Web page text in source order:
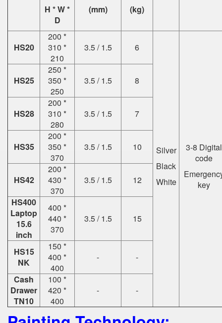
H * W *
D
(mm)
(kg)
HS20
200 *
310 *
210
3.5 / 1.5 6
Silver
Black
White
3-8 Digital
code
key
HS25
250 *
350 *
250
3.5 / 1.5 8
HS28
200 *
310 *
280
3.5 / 1.5 7
HS35
200 *
350 *
370
3.5 / 1.5 10
HS42
200 *
430 *
370
3.5 / 1.5
12
HS400
Laptop
15.6
inch
400 *
440 *
370
3.5 / 1.5 15
HS15
NK
150 *
400 *
400
-
-
Cash
Drawer
TN10
100 *
420 *
400
- -